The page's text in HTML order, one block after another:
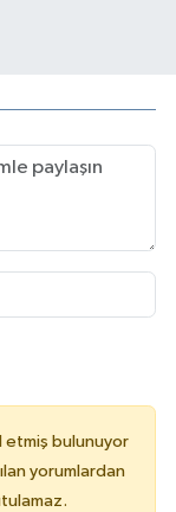
etmiş bulunuyor
yorumlardan